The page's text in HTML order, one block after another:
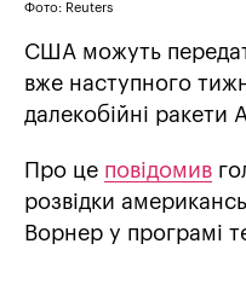
Фото: Reuters
США можуть
вже наступного
далекобійні ракети
Про це повідомив
розвідки
Ворнер у програмі